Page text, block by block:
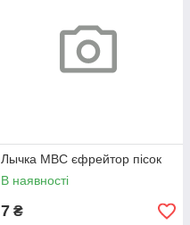
Лычка МВС єфрейтор пісок
В наявності
7 ₴